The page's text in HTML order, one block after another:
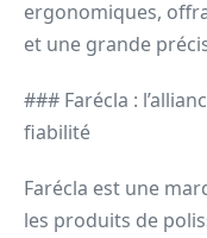
ergonomiques,
et une grande
### Farécla :
fiabilité
Farécla est une
les produits de